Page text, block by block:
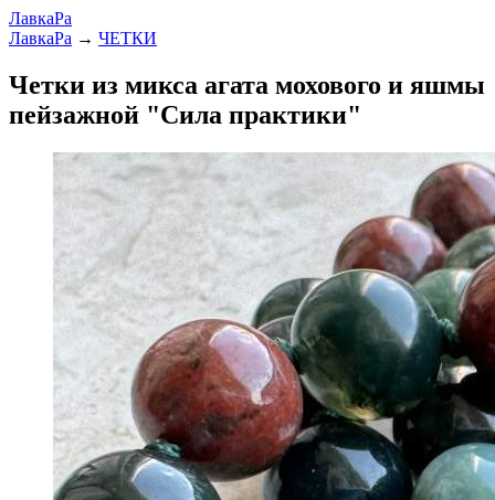
ЛавкаРа
ЛавкаРа → ЧЕТКИ
Четки из микса агата мохового и яшмы
пейзажной "Сила практики"